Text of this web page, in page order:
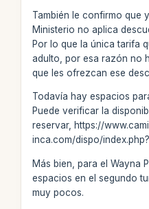
También le confirmo que
Ministerio no aplica
Por lo que la única tarifa
adulto, por esa razón no
que les ofrezcan ese
Todavía hay espacios
Puede verificar la
reservar, https://
inca.com/dispo/
Más bien, para el Wayna
espacios en el segundo
muy pocos.